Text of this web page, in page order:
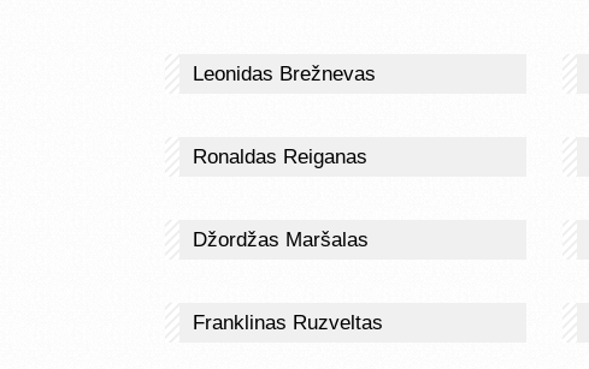
Leonidas Brežnevas
Ronaldas Reiganas
Džordžas Maršalas
Franklinas Ruzveltas